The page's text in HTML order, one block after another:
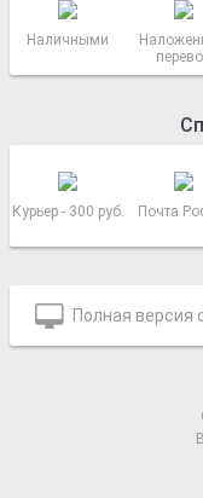
Наличными
Курьер - 300 руб. Почта
Полная версия